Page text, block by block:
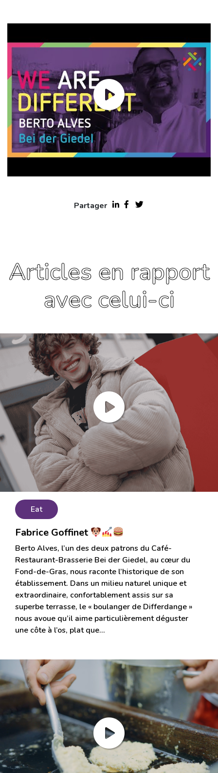
Partager
Articles en rapport
avec celui-ci
Eat
Fabrice Goffinet
Berto Alves, l’un des deux patrons du Café-
Restaurant-Brasserie Bei der Giedel, au cœur du
Fond-de-Gras, nous raconte l’historique de son
établissement. Dans un milieu naturel unique et
extraordinaire, confortablement assis sur sa
superbe terrasse, le « boulanger de Differdange »
nous avoue qu’il aime particulièrement déguster
une côte à l’os, plat que…